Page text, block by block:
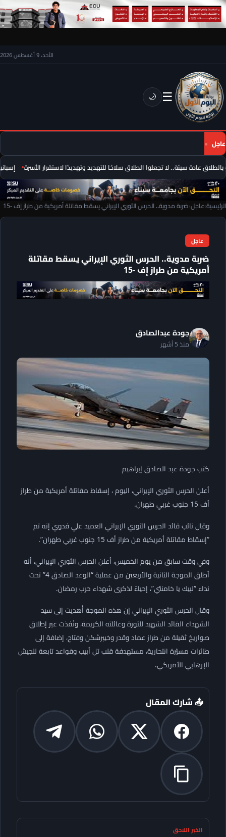
الأحد، 9 أغسطس 2026
☰
🌙
عاجل
عادة سيئة.. لا تجعلوا الطلاق سلاحًا للتهديد وتهديدًا لاستقرار الأسرة
الرئيسية›عاجل›ضربة مدوية.. الحرس الثوري الإيراني يسقط مقاتلة أمريكية من طراز إف -15
عاجل
ضربة مدوية.. الحرس الثوري الإيراني يسقط مقاتلة
أمريكية من طراز إف -15
جودة عبدالصادق
منذ 5 أشهر
كتب جودة عبد الصادق إبراهيم
أعلن الحرس الثوري الإيراني، اليوم ، إسقاط مقاتلة أمريكية من طراز
أف 15 جنوب غربي طهران.
وقال نائب قائد الحرس الثوري الإيراني العميد علي فدوي إنه تم
“إسقاط مقاتلة أمريكية من طراز أف 15 جنوب غربي طهران”.
وفي وقت سابق من يوم الخميس، أعلن الحرس الثوري الإيراني، أنه
أطلق الموجة الثانية والأربعين من عملية “الوعد الصادق 4” تحت
نداء “لبيك يا خامنئي”، إحياءً لذكرى شهداء حرب رمضان.
وقال الحرس الثوري الإيراني إن هذه الموجة أُهديت إلى سيد
الشهداء القائد الشهيد للثورة وعائلته الكريمة، ونُفذت عبر إطلاق
صواريخ ثقيلة من طراز عماد وقدر وخيبرشكن وفتاح، إضافة إلى
طائرات مسيّرة انتحارية، مستهدفة قلب تل أبيب وقواعد تابعة للجيش
الإرهابي الأمريكي.
📤 شارك المقال
الخبر اللاحق